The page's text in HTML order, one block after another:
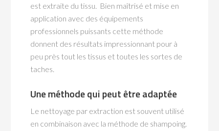
est extraite du tissu. Bien maîtrisé et mise en
application avec des équipements
professionnels puissants cette méthode
donnent des résultats impressionnant pour à
peu près tout les tissus et toutes les sortes de
taches.
Une méthode qui peut être adaptée
Le nettoyage par extraction est souvent utilisé
en combinaison avec la méthode de shampoing.